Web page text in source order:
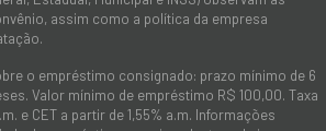
assim como a política da empresa
o empréstimo consignado: prazo mínimo de 6
Valor mínimo de empréstimo R$ 100,00. Taxa
e CET a partir de 1,55% a.m. Informações